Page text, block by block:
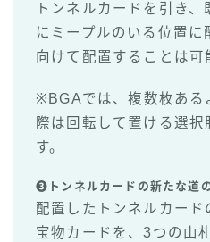
トンネルカードを引き
にミープルのいる位置
向けて配置することは可
※BGAでは、複数枚ある
際は回転して置ける選択
す。
❸トンネルカードの新たな道
配置したトンネルカード
宝物カードを、3つの山